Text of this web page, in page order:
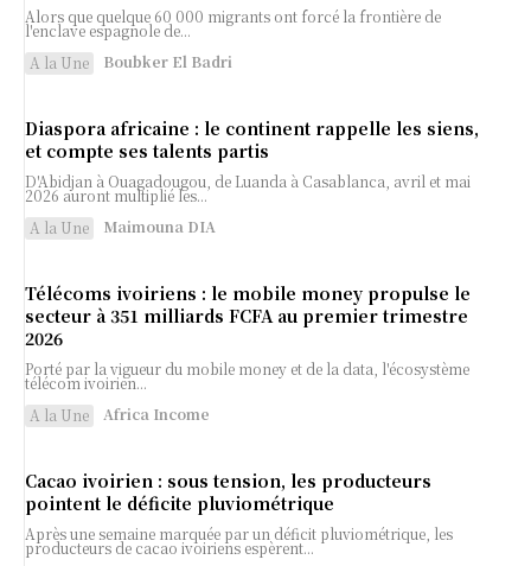
Alors que quelque 60 000 migrants ont forcé la frontière de
l'enclave espagnole de...
A la Une
Boubker El Badri
Diaspora africaine : le continent rappelle les siens,
et compte ses talents partis
D'Abidjan à Ouagadougou, de Luanda à Casablanca, avril et mai
2026 auront multiplié les...
A la Une
Maimouna DIA
Télécoms ivoiriens : le mobile money propulse le
secteur à 351 milliards FCFA au premier trimestre
2026
Porté par la vigueur du mobile money et de la data, l'écosystème
télécom ivoirien...
A la Une
Africa Income
Cacao ivoirien : sous tension, les producteurs
pointent le déficite pluviométrique
Après une semaine marquée par un déficit pluviométrique, les
producteurs de cacao ivoiriens espèrent...